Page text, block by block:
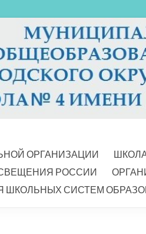
ОРГАНИЗАЦИИ
РОССИИ
ШКОЛЬНЫХ СИСТЕМ